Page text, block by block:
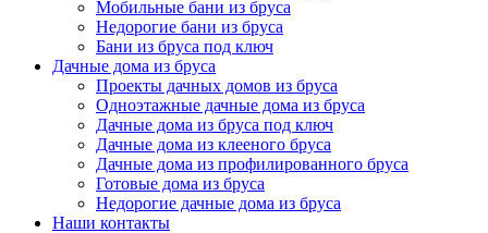
Мобильные бани из бруса
Недорогие бани из бруса
Бани из бруса под ключ
Дачные дома из бруса
Проекты дачных домов из бруса
Одноэтажные дачные дома из бруса
Дачные дома из бруса под ключ
Дачные дома из клееного бруса
Дачные дома из профилированного бруса
Готовые дома из бруса
Недорогие дачные дома из бруса
Наши контакты